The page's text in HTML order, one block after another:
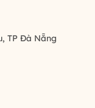
TP Đà Nẵng